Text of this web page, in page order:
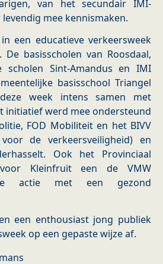
van het secundair IMI-
mee kennismaken.
een educatieve verkeersweek
De basisscholen van Roosdaal,
Sint-Amandus en IMI
basisschool Triangel
week intens samen met
initiatief werd mee ondersteund
FOD Mobiliteit en het BIVV
de verkeersveiligheid) en
Ook het Provinciaal
Kleinfruit een de VMW
actie met een gezond
een enthousiast jong publiek
op een gepaste wijze af.